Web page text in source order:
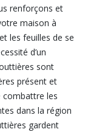
renforçons et
maison à
les feuilles de se
d’un
sont
présent et
combattre les
dans la région
gardent